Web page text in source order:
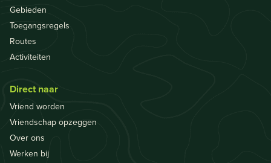
Gebieden
Toegangsregels
Routes
Activiteiten
Direct naar
Vriend worden
Vriendschap opzeggen
Over ons
Werken bij